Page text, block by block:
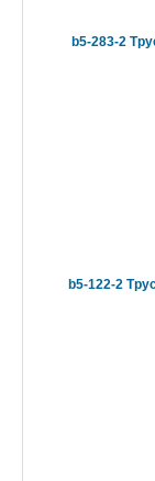
b5-283-2
b5-122-2